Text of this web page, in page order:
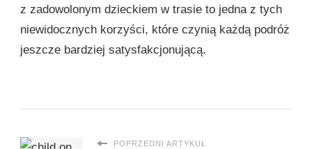
z zadowolonym dzieckiem w trasie to jedna z tych
niewidocznych korzyści, które czynią każdą podróż
jeszcze bardziej satysfakcjonującą.
POPRZEDNI ARTYKUŁ